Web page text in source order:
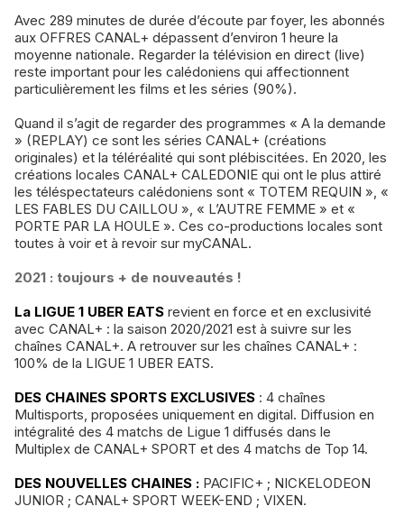
Avec 289 minutes de durée d’écoute par foyer, les abonnés
aux OFFRES CANAL+ dépassent d’environ 1 heure la
moyenne nationale. Regarder la télévision en direct (live)
reste important pour les calédoniens qui affectionnent
particulièrement les films et les séries (90%).
Quand il s’agit de regarder des programmes « A la demande
» (REPLAY) ce sont les séries CANAL+ (créations
originales) et la téléréalité qui sont plébiscitées. En 2020, les
créations locales CANAL+ CALEDONIE qui ont le plus attiré
les téléspectateurs calédoniens sont « TOTEM REQUIN », «
LES FABLES DU CAILLOU », « L’AUTRE FEMME » et «
PORTE PAR LA HOULE ». Ces co-productions locales sont
toutes à voir et à revoir sur myCANAL.
2021 : toujours + de nouveautés !
La LIGUE 1 UBER EATS revient en force et en exclusivité
avec CANAL+ : la saison 2020/2021 est à suivre sur les
chaînes CANAL+. A retrouver sur les chaînes CANAL+ :
100% de la LIGUE 1 UBER EATS.
DES CHAINES SPORTS EXCLUSIVES : 4 chaînes
Multisports, proposées uniquement en digital. Diffusion en
intégralité des 4 matchs de Ligue 1 diffusés dans le
Multiplex de CANAL+ SPORT et des 4 matchs de Top 14.
DES NOUVELLES CHAINES : PACIFIC+ ; NICKELODEON
JUNIOR ; CANAL+ SPORT WEEK-END ; VIXEN.